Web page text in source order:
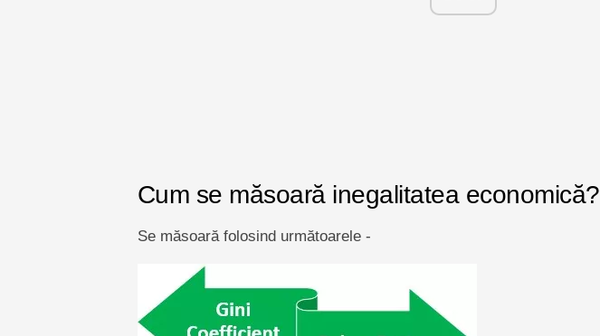
Cum se măsoară inegalitatea economică?
Se măsoară folosind următoarele -